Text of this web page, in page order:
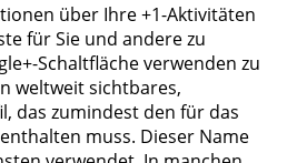
über Ihre +1-Aktivitäten
für Sie und andere zu
Schaltfläche verwenden zu
weltweit sichtbares,
das zumindest den für das
muss. Dieser Name